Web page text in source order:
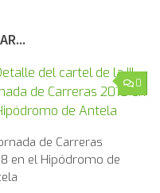
0
de Carreras
en el Hipódromo de